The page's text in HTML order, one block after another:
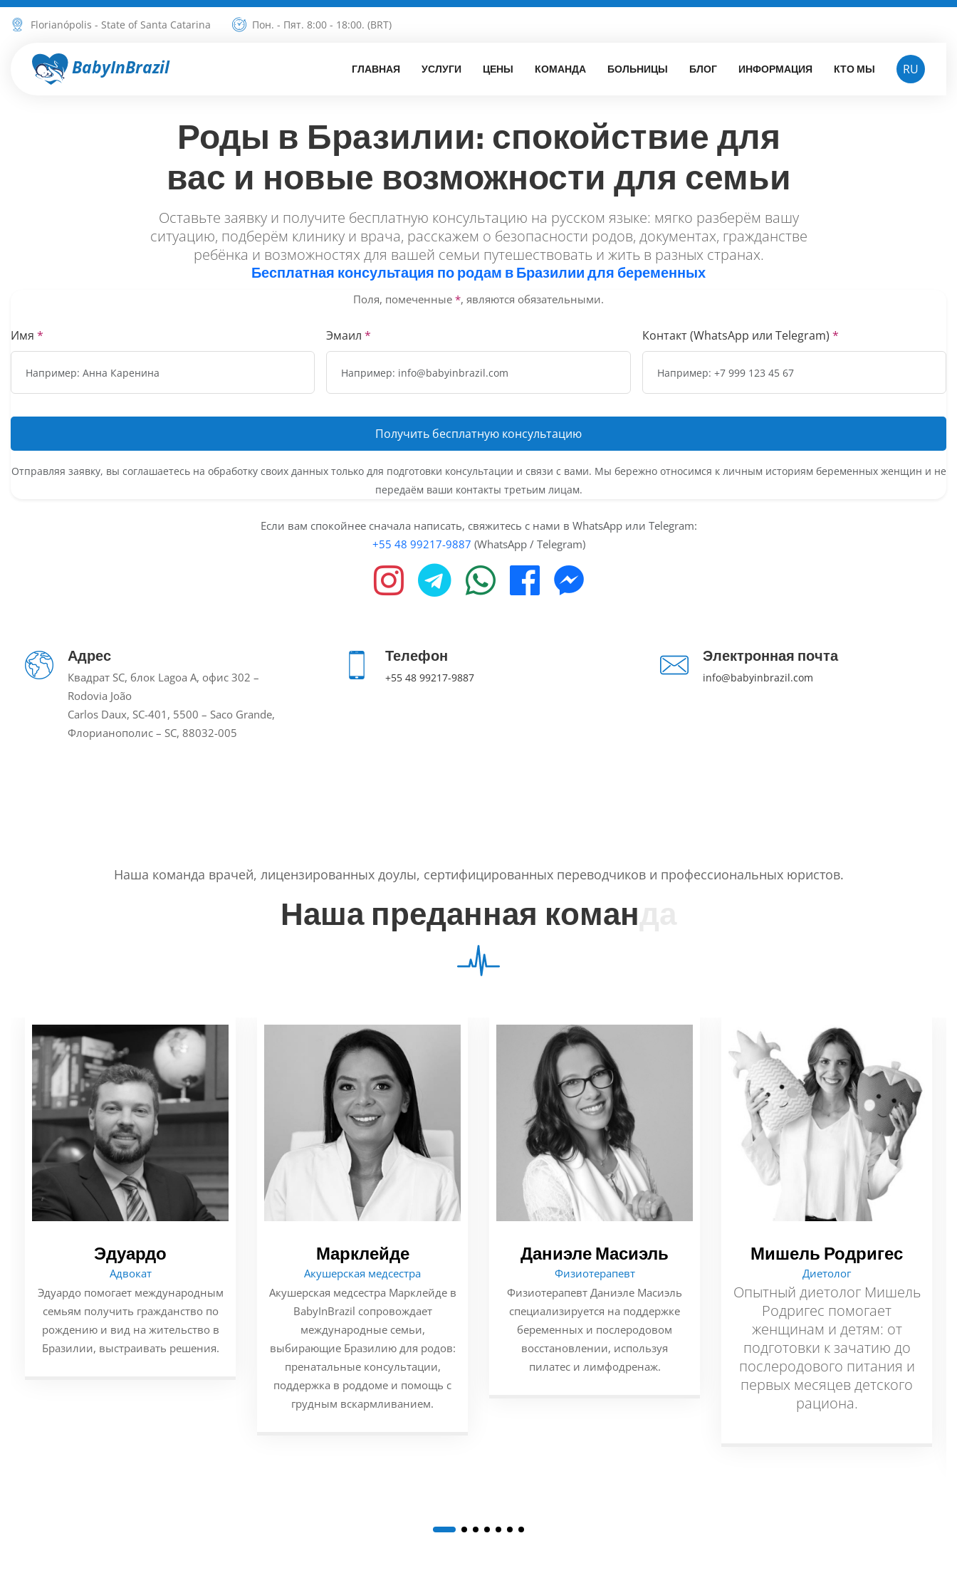
Florianópolis - State of Santa Catarina Пон. - Пят. 8:00 - 18:00. (BRT)
BabyInBrazil ГЛАВНАЯ УСЛУГИ ЦЕНЫ КОМАНДА БОЛЬНИЦЫ БЛОГ ИНФОРМАЦИЯ КТО МЫ RU
Роды в Бразилии: спокойствие для
вас и новые возможности для семьи
Оставьте заявку и получите бесплатную консультацию на русском языке: мягко разберём вашу
ситуацию, подберём клинику и врача, расскажем о безопасности родов, документах, гражданстве
ребёнка и возможностях для вашей семьи путешествовать и жить в разных странах.
Бесплатная консультация по родам в Бразилии для беременных
Поля, помеченные *, являются обязательными.
Имя * Эмаил* Контакт (WhatsApp или Telegram) *
Получить бесплатную консультацию
Отправляя заявку, вы соглашаетесь на обработку своих данных только для подготовки консультации и связи с вами. Мы бережно относимся к личным историям беременных женщин и не
передаём ваши контакты третьим лицам.
Если вам спокойнее сначала написать, свяжитесь с нами в WhatsApp или Telegram:
+55 48 99217-9887 (WhatsApp / Telegram)
Адрес
Квадрат SC, блок Lagoa A, офис 302 –
Rodovia João
Carlos Daux, SC-401, 5500 – Saco Grande,
Флорианополис – SC, 88032-005
Телефон
+55 48 99217-9887
Электронная почта
info@babyinbrazil.com
Наша команда врачей, лицензированных доулы, сертифицированных переводчиков и профессиональных юристов.
Нашапреданная коман
Эдуардо
Адвокат
Эдуардо помогает международным
семьям получить гражданство по
рождению и вид на жительство в
Бразилии, выстраивать решения.
Марклейде
Акушерская медсестра
Акушерская медсестра Марклейде в
BabyInBrazil сопровождает
международные семьи,
выбирающие Бразилию для родов:
пренатальные консультации,
поддержка в роддоме и помощь с
грудным вскармливанием.
Даниэле Масиэль
Физиотерапевт
Физиотерапевт Даниэле Масиэль
специализируется на поддержке
беременных и послеродовом
восстановлении, используя
пилатес и лимфодренаж.
Мишель Родригес
Диетолог
Опытный диетолог Мишель
Родригес помогает
женщинам и детям: от
подготовки к зачатию до
послеродового питания и
первых месяцев детского
рациона.